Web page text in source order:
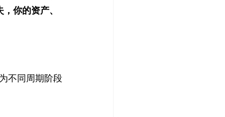
你的资产、
不同周期阶段